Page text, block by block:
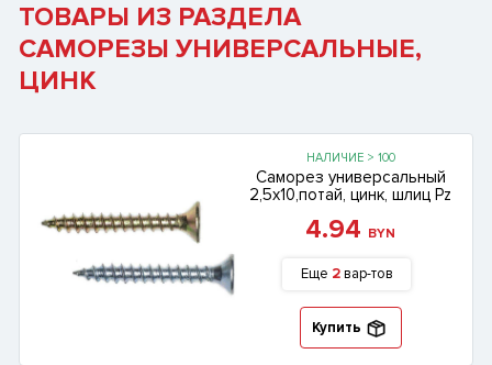
ТОВАРЫ ИЗ РАЗДЕЛА
САМОРЕЗЫ УНИВЕРСАЛЬНЫЕ,
ЦИНК
НАЛИЧИЕ > 100
Саморез универсальный
2,5х10,потай, цинк, шлиц Pz
4.94 BYN
Еще 2 вар-тов
Купить